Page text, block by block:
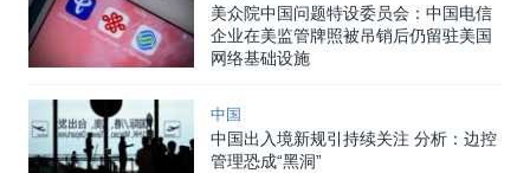
美众院中国问题特设委员会：中国电信
企业在美监管牌照被吊销后仍留驻美国
网络基础设施
中国
中国出入境新规引持续关注 分析：边控
管理恐成“黑洞”